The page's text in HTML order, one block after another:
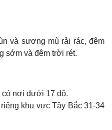
Multimedia
E-Magazine
Infographic
và sương mù rải rác, đêm
sớm và đêm trời rét.
có nơi dưới 17 độ.
khu vực Tây Bắc 31-34